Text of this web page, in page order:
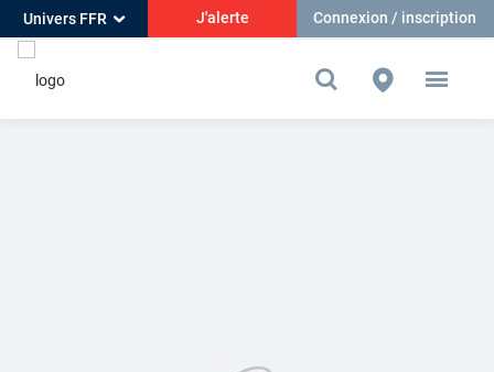
Univers FFR J'alerte Connexion / inscription